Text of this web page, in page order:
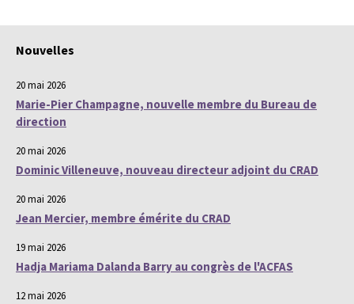
Nouvelles
20 mai 2026
Marie-Pier Champagne, nouvelle membre du Bureau de
direction
20 mai 2026
Dominic Villeneuve, nouveau directeur adjoint du CRAD
20 mai 2026
Jean Mercier, membre émérite du CRAD
19 mai 2026
Hadja Mariama Dalanda Barry au congrès de l'ACFAS
12 mai 2026